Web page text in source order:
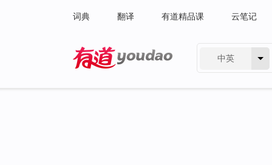
词典 翻译 有道精品课 云笔记
中英